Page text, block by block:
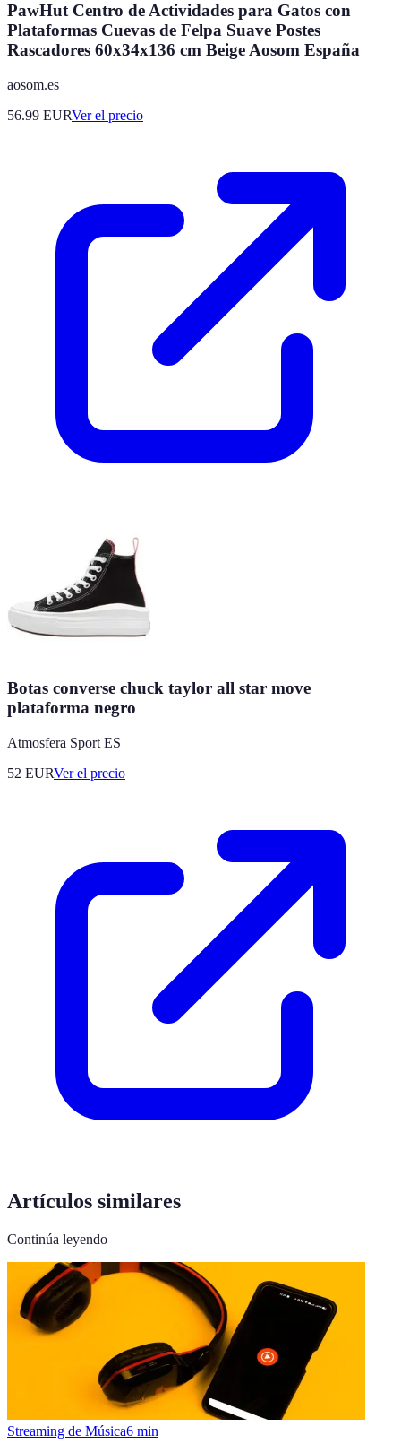
PawHut Centro de Actividades para Gatos con
Plataformas Cuevas de Felpa Suave Postes
Rascadores 60x34x136 cm Beige Aosom España
aosom.es
56.99 EURVer el precio
Botas converse chuck taylor all star move
plataforma negro
Atmosfera Sport ES
52 EURVer el precio
Artículos similares
Continúa leyendo
Streaming de Música6 min